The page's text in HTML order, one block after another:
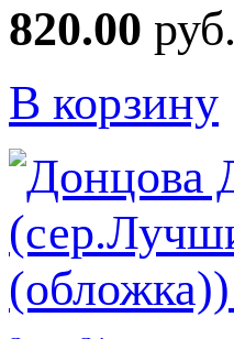
820.00 руб.
В корзину